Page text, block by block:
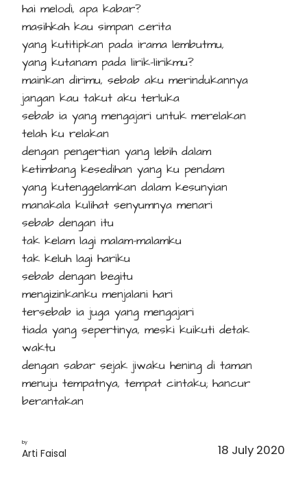
hai melodi, apa kabar?
masihkah kau simpan cerita
yang kutitipkan pada irama lembutmu,
yang kutanam pada lirik-lirikmu?
mainkan dirimu, sebab aku merindukannya
jangan kau takut aku terluka
sebab ia yang mengajari untuk merelakan
telah ku relakan
dengan pengertian yang lebih dalam
ketimbang kesedihan yang ku pendam
yang kutenggelamkan dalam kesunyian
manakala kulihat senyumnya menari
sebab dengan itu
tak kelam lagi malam-malamku
tak keluh lagi hariku
sebab dengan begitu
mengizinkanku menjalani hari
tersebab ia juga yang mengajari
tiada yang sepertinya, meski kuikuti detak
waktu
dengan sabar sejak jiwaku hening di taman
menuju tempatnya, tempat cintaku; hancur
berantakan
by
Arti Faisal 18 July 2020